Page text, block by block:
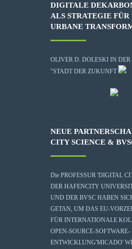
DIGITALE
ALS STRATEGIE FÜR
URBANE
OLIVER D. DOLESKI IN
"STADT DER ZUKUNFT
NEUE
CITY SCIENCE &
Die PROFESSUR 'DIGITAL
DER HAFENCITY
UND DER BVSC HABEN
GETAN, UM DAS EU-
FÜR INTERNATIONALE
OPEN-SOURCE-SOFTWARE-
ENTWICKLUNG'MICADO'